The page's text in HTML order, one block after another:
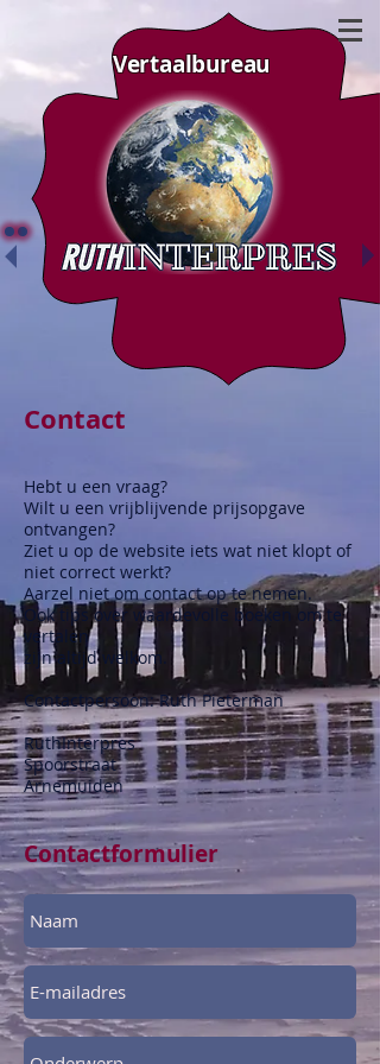
Vertaalbureau
Contact
Hebt u een vraag?
Wilt u een vrijblijvende prijsopgave
ontvangen?
Ziet u op de website iets wat niet klopt of
niet correct werkt?
Aarzel niet om contact op te nemen.
Ook tips over waardevolle boeken om te
vertalen
zijn altijd welkom.
Contactpersoon: Ruth Pieterman
RuthInterpres
Spoorstraat
Arnemuiden
Contactformulier